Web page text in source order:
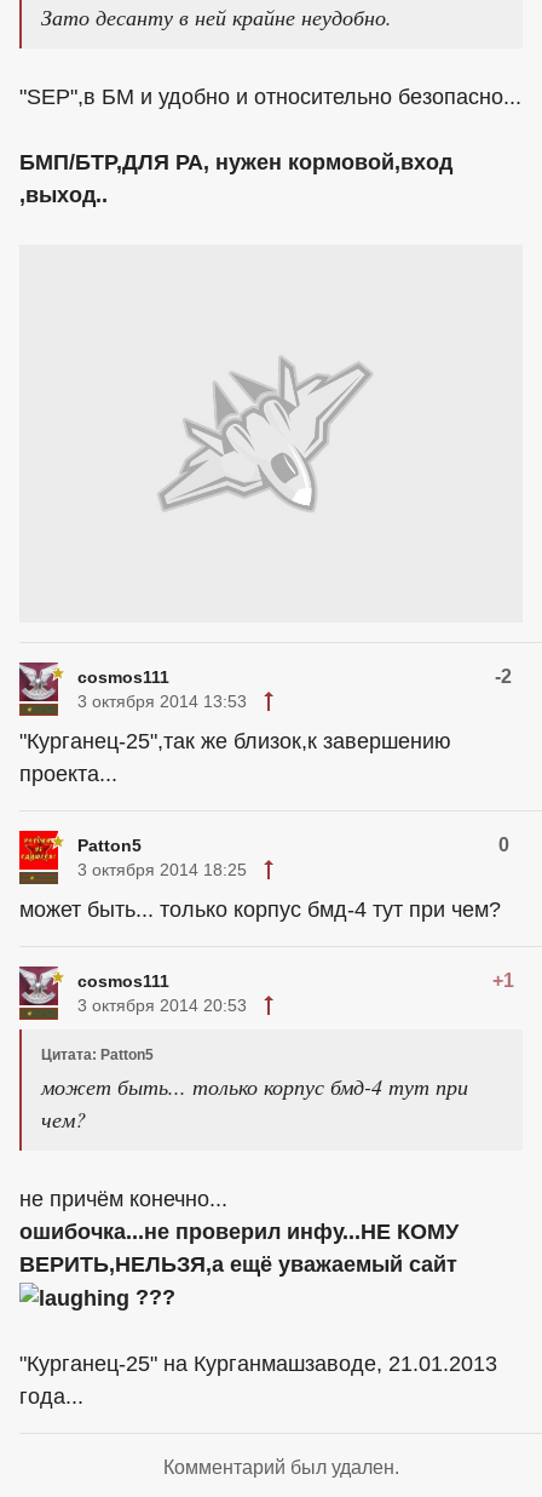
Зато десанту в ней крайне неудобно.
"SEP",в БМ и удобно и относительно безопасно...
БМП/БТР,ДЛЯ РА, нужен кормовой,вход
,выход..
cosmos111 -2
3 октября 2014 13:53
"Курганец-25",так же близок,к завершению
проекта...
Patton5 0
3 октября 2014 18:25
может быть... только корпус бмд-4 тут при чем?
cosmos111 +1
3 октября 2014 20:53
Цитата: Patton5
может быть... только корпус бмд-4 тут при
чем?
не причём конечно...
ошибочка...не проверил инфу...НЕ КОМУ
ВЕРИТЬ,НЕЛЬЗЯ,а ещё уважаемый сайт
???
"Курганец-25" на Курганмашзаводе, 21.01.2013
года...
Комментарий был удален.